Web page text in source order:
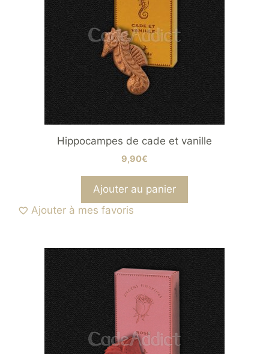
Hippocampes de cade et vanille
9,90€
Ajouter au panier
Ajouter à mes favoris